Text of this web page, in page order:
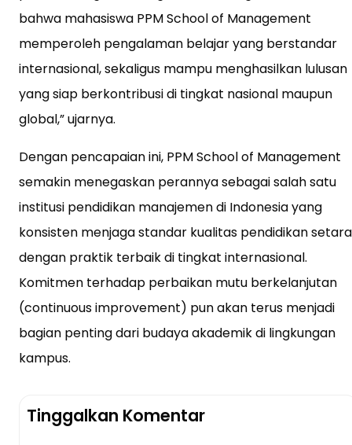
bahwa mahasiswa PPM School of Management
memperoleh pengalaman belajar yang berstandar
internasional, sekaligus mampu menghasilkan lulusan
yang siap berkontribusi di tingkat nasional maupun
global,” ujarnya.
Dengan pencapaian ini, PPM School of Management
semakin menegaskan perannya sebagai salah satu
institusi pendidikan manajemen di Indonesia yang
konsisten menjaga standar kualitas pendidikan setara
dengan praktik terbaik di tingkat internasional.
Komitmen terhadap perbaikan mutu berkelanjutan
(continuous improvement) pun akan terus menjadi
bagian penting dari budaya akademik di lingkungan
kampus.
Tinggalkan Komentar